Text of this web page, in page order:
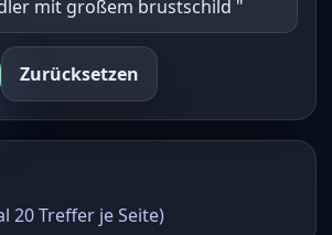
Zurücksetzen
20 Treffer je Seite)